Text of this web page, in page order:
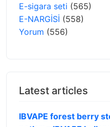
E-sigara seti (565)
E-NARGİSİ (558)
Yorum (556)
Latest articles
IBVAPE forest berry